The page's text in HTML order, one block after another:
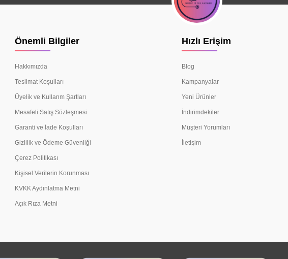
Önemli Bilgiler
Hakkımızda
Teslimat Koşulları
Üyelik ve Kullanm Şartları
Mesafeli Satış Sözleşmesi
Garanti ve İade Koşulları
Gizlilik ve Ödeme Güvenliği
Çerez Politikası
Kişisel Verilerin Korunması
KVKK Aydınlatma Metni
Açık Rıza Metni
Hızlı Erişim
Blog
Kampanyalar
Yeni Ürünler
İndirimdekiler
Müşteri Yorumları
İletişim